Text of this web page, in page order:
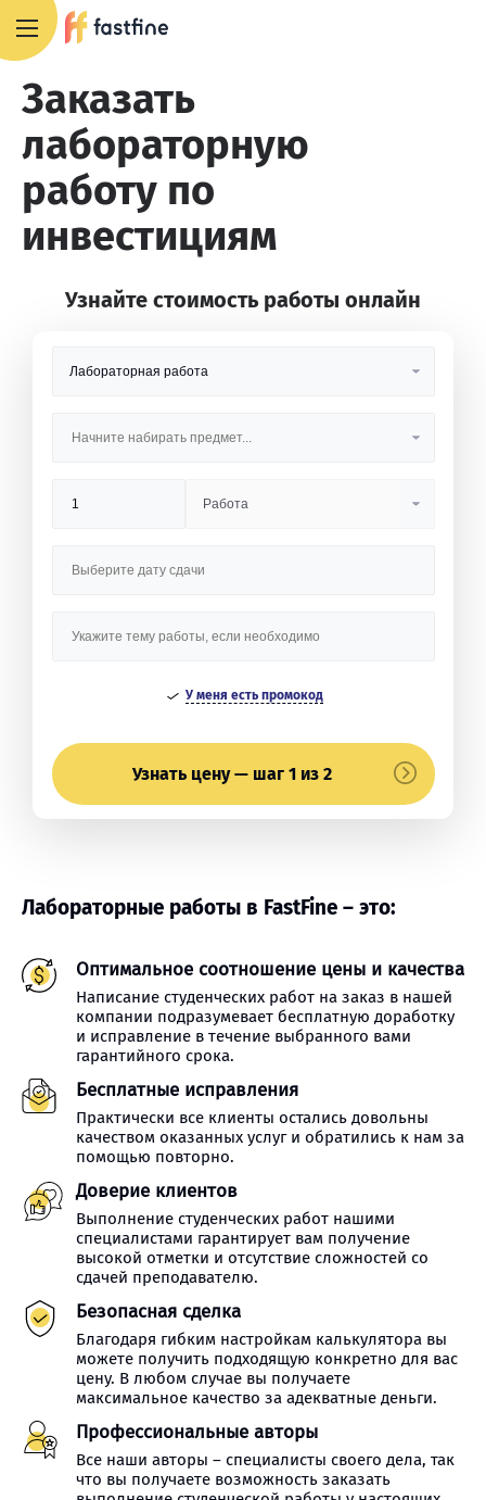
Заказать
лабораторную
работу по
инвестициям
Узнайте стоимость работы онлайн
У меня есть промокод
Узнать цену — шаг 1 из 2
Лабораторные работы в FastFine – это:
Оптимальное соотношение цены и качества
Написание студенческих работ на заказ в нашей
компании подразумевает бесплатную доработку
и исправление в течение выбранного вами
гарантийного срока.
Бесплатные исправления
Практически все клиенты остались довольны
качеством оказанных услуг и обратились к нам за
помощью повторно.
Доверие клиентов
Выполнение студенческих работ нашими
специалистами гарантирует вам получение
высокой отметки и отсутствие сложностей со
сдачей преподавателю.
Безопасная сделка
Благодаря гибким настройкам калькулятора вы
можете получить подходящую конкретно для вас
цену. В любом случае вы получаете
максимальное качество за адекватные деньги.
Профессиональные авторы
Все наши авторы – специалисты своего дела, так
что вы получаете возможность заказать